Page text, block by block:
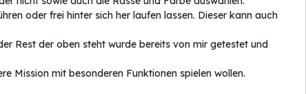
oder frei hinter sich her laufen lassen. Dieser kann auch
Rest der oben steht wurde bereits von mir getestet und
Mission mit besonderen Funktionen spielen wollen.